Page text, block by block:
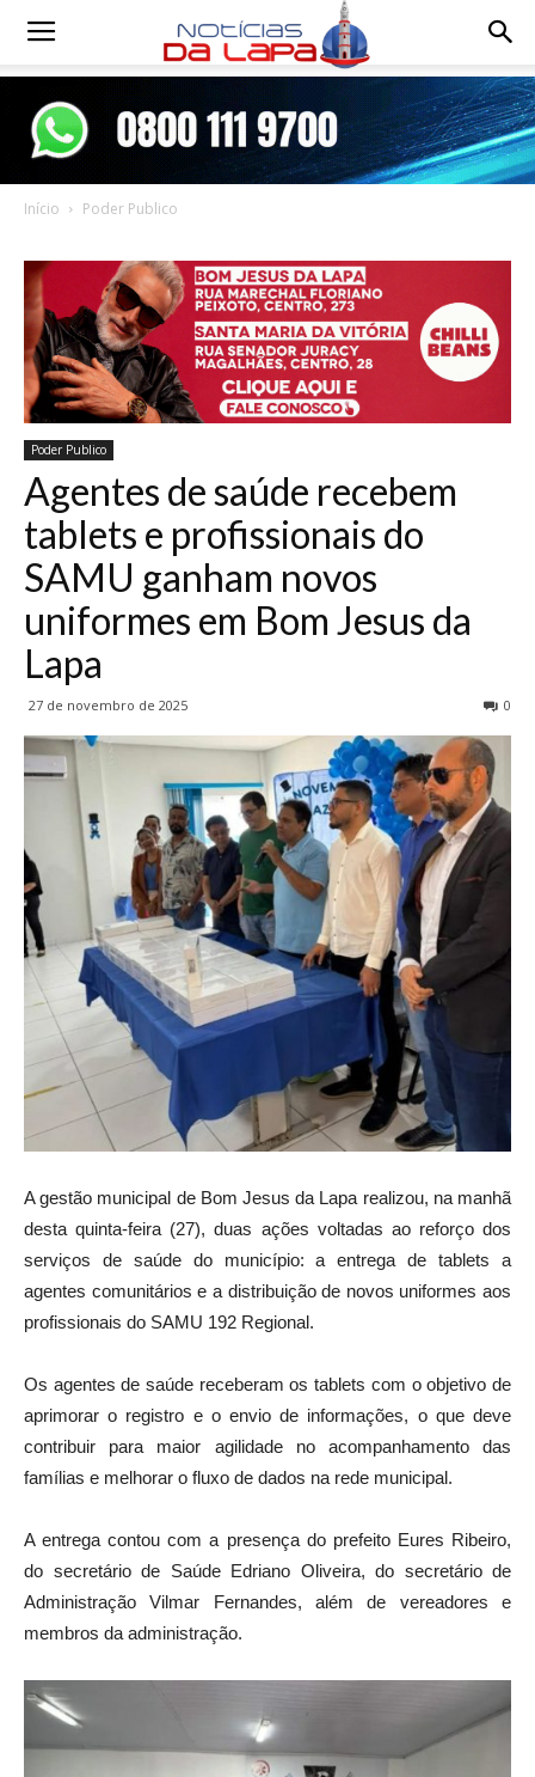
Notícias
Início Poder Publico
Poder Publico
Agentes de saúde recebem
tablets e profissionais do
SAMU ganham novos
uniformes em Bom Jesus da
Lapa
27 de novembro de 2025 0
A gestão municipal de Bom Jesus da Lapa realizou, na manhã
desta quinta-feira (27), duas ações voltadas ao reforço dos
serviços de saúde do município: a entrega de tablets a
agentes comunitários e a distribuição de novos uniformes aos
profissionais do SAMU 192 Regional.
Os agentes de saúde receberam os tablets com o objetivo de
aprimorar o registro e o envio de informações, o que deve
contribuir para maior agilidade no acompanhamento das
famílias e melhorar o fluxo de dados na rede municipal.
A entrega contou com a presença do prefeito Eures Ribeiro,
do secretário de Saúde Edriano Oliveira, do secretário de
Administração Vilmar Fernandes, além de vereadores e
membros da administração.